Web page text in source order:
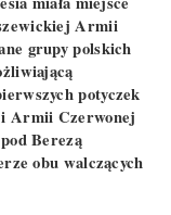
Armii
grupy polskich
potyczek
i Armii Czerwonej
Berezą
obu walczących